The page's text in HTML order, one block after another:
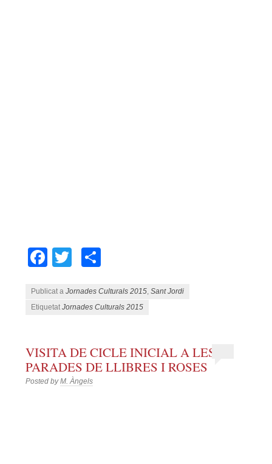
Facebook
Twitter
Publicat aJornades Culturals 2015,Sant Jordi
EtiquetatJornades Culturals 2015
VISITA DE CICLE INICIAL A LES
PARADES DE LLIBRES I ROSES
Posted byM. Àngels